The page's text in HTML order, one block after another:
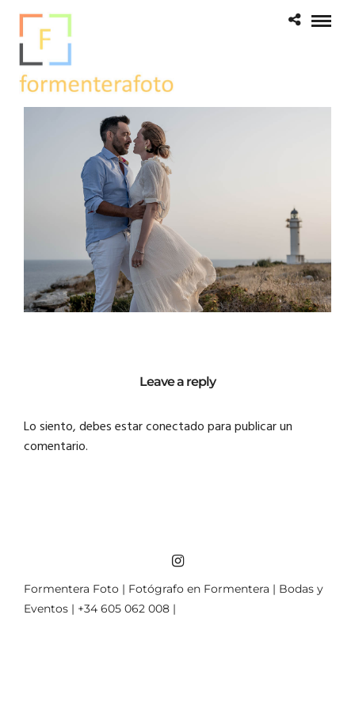
Leave a reply
Lo siento, debes estarconectadopara publicar un
comentario.
Formentera Foto | Fotógrafo en Formentera | Bodas y
Eventos | +34 605 062 008 |